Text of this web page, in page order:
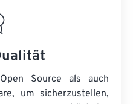
Source als auch
um sicherzustellen,